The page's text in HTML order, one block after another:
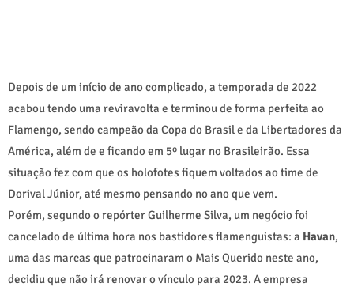
Depois de um início de ano complicado, a temporada de 2022
acabou tendo uma reviravolta e terminou de forma perfeita ao
Flamengo, sendo campeão da Copa do Brasil e da Libertadores da
América, além de e ficando em 5º lugar no Brasileirão. Essa
situação fez com que os holofotes fiquem voltados ao time de
Dorival Júnior, até mesmo pensando no ano que vem.
Porém, segundo o repórter Guilherme Silva, um negócio foi
cancelado de última hora nos bastidores flamenguistas: a Havan,
uma das marcas que patrocinaram o Mais Querido neste ano,
decidiu que não irá renovar o vínculo para 2023. A empresa